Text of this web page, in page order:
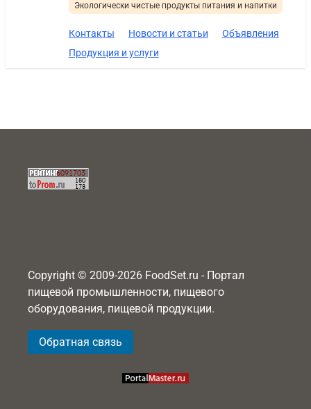
Экологически чистые продукты питания и напитки
Контакты Новости и статьи
Объявления
Продукция и услуги
Copyright © 2009-2026 FoodSet.ru - Портал
пищевой промышленности, пищевого
оборудования, пищевой продукции.
Обратная связь